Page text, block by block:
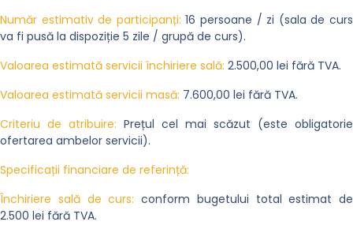
Număr estimativ de participanți: 16 persoane / zi (sala de curs
va fi pusă la dispoziție 5 zile / grupă de curs).
Valoarea estimată servicii închiriere sală: 2.500,00 lei fără TVA.
Valoarea estimată servicii masă: 7.600,00 lei fără TVA.
Criteriu de atribuire: Prețul cel mai scăzut (este obligatorie
ofertarea ambelor servicii).
Specificații financiare de referință:
Închiriere sală de curs: conform bugetului total estimat de
2.500 lei fără TVA.